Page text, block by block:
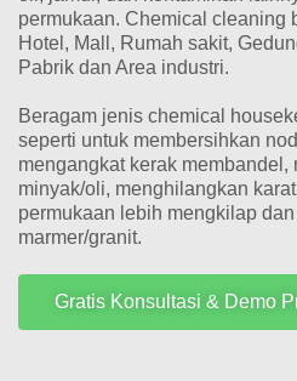
permukaan. Chemical cleaning
Hotel, Mall, Rumah sakit,
Pabrik dan Area industri.
Beragam jenis chemical
seperti untuk membersihkan
mengangkat kerak
minyak/oli, menghilangkan
permukaan lebih mengkilap
marmer/granit.​
Gratis Konsultasi & Demo